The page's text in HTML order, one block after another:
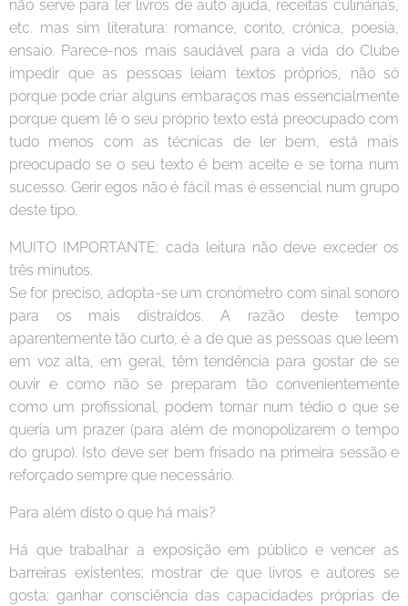
não serve para ler livros de auto ajuda, receitas culinárias,
etc. mas sim literatura: romance, conto, crónica, poesia,
ensaio. Parece-nos mais saudável para a vida do Clube
impedir que as pessoas leiam textos próprios, não só
porque pode criar alguns embaraços mas essencialmente
porque quem lê o seu próprio texto está preocupado com
tudo menos com as técnicas de ler bem, está mais
preocupado se o seu texto é bem aceite e se torna num
sucesso. Gerir egos não é fácil mas é essencial num grupo
deste tipo.
MUITO IMPORTANTE: cada leitura não deve exceder os
três minutos.
Se for preciso, adopta-se um cronómetro com sinal sonoro
para os mais distraídos. A razão deste tempo
aparentemente tão curto, é a de que as pessoas que leem
em voz alta, em geral, têm tendência para gostar de se
ouvir e como não se preparam tão convenientemente
como um profissional, podem tornar num tédio o que se
queria um prazer (para além de monopolizarem o tempo
do grupo). Isto deve ser bem frisado na primeira sessão e
reforçado sempre que necessário.
Para além disto o que há mais?
Há que trabalhar a exposição em público e vencer as
barreiras existentes; mostrar de que livros e autores se
gosta; ganhar consciência das capacidades próprias de